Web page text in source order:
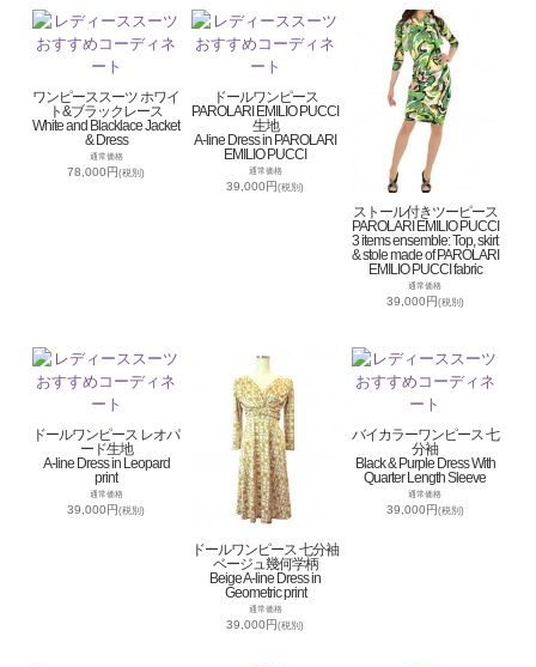
ワンピーススーツ ホワイ
ト&ブラックレース
White and Blacklace Jacket
& Dress
通常価格
78,000円(税別)
ドールワンピース
PAROLARI EMILIO PUCCI
生地
A-line Dress in PAROLARI
EMILIO PUCCI
通常価格
39,000円(税別)
ストール付きツーピース
PAROLARI EMILIO PUCCI
3 items ensemble: Top, skirt
& stole made of PAROLARI
EMILIO PUCCI fabric
通常価格
39,000円(税別)
ドールワンピース レオパ
ード生地
A-line Dress in Leopard
print
通常価格
39,000円(税別)
ドールワンピース 七分袖
ベージュ幾何学柄
Beige A-line Dress in
Geometric print
通常価格
39,000円(税別)
バイカラーワンピース 七
分袖
Black & Purple Dress With
Quarter Length Sleeve
通常価格
39,000円(税別)